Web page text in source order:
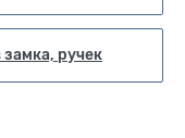
ручек